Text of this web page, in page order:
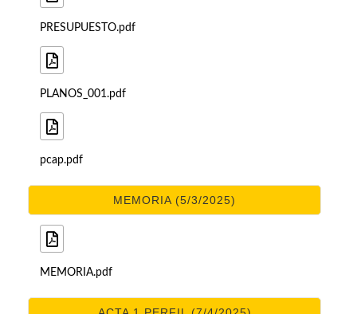
PRESUPUESTO.pdf
PLANOS_001.pdf
pcap.pdf
MEMORIA (5/3/2025)
MEMORIA.pdf